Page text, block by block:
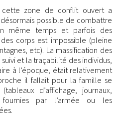
cette zone de conflit ouvert a
possible de combattre
même temps et parfois des
corps est impossible (pleine
etc). La massification des
et la traçabilité des individus,
à l’époque, était relativement
il fallait pour la famille se
d’affichage, journaux,
par l’armée ou les